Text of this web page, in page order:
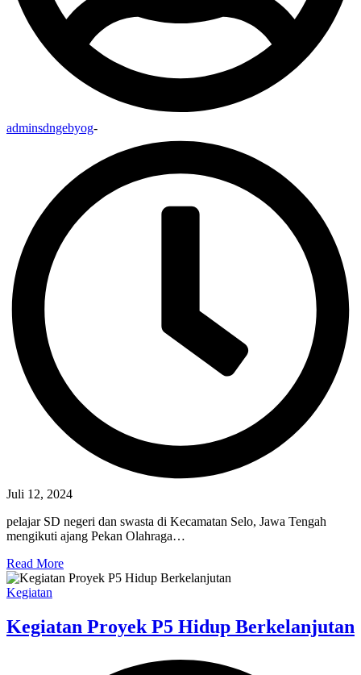
adminsdngebyog-
Juli 12, 2024
pelajar SD negeri dan swasta di Kecamatan Selo, Jawa Tengah
mengikuti ajang Pekan Olahraga…
Read More
Kegiatan
Kegiatan Proyek P5 Hidup Berkelanjutan